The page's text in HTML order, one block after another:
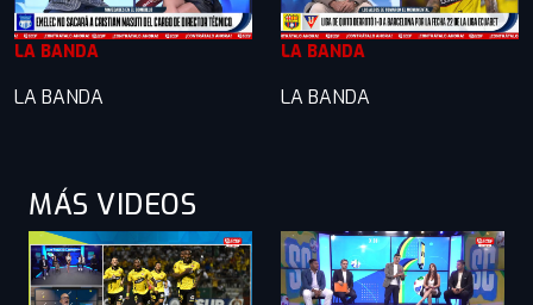
LA BANDA
LA BANDA
LA BANDA
LA BANDA
MÁS VIDEOS